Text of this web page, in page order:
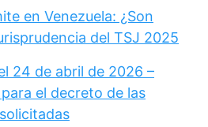
en Venezuela: ¿Son
del TSJ 2025
24 de abril de 2026 –
el decreto de las